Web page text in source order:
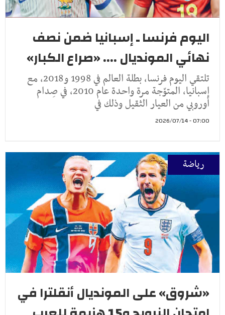
اليوم فرنسا ـ إسبانيا ضمن نصف
نهائي المونديال .... «صراع الكبار»
تلتقي اليوم فرنسا، بطلة العالم في 1998 و2018، مع
إسبانيا، المتوّجة مرة واحدة عام 2010، في صِدام
أوروبي من العيار الثقيل وذلك في
07:00 - 2026/07/14
رياضة
«شروق» على المونديال أنقلترا في